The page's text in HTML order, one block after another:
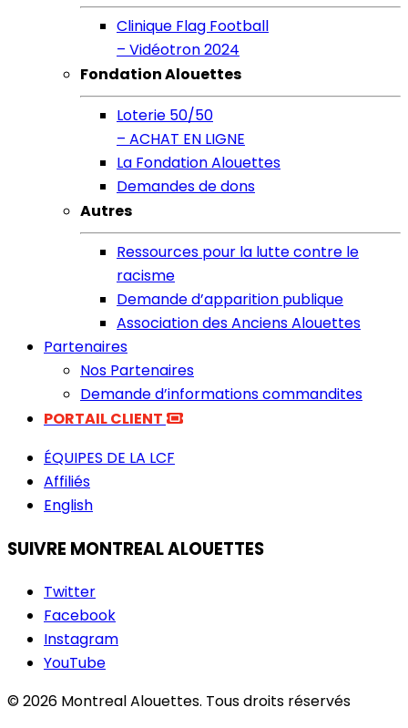
Clinique Flag Football
– Vidéotron 2024
Fondation Alouettes
Loterie 50/50
– ACHAT EN LIGNE
La Fondation Alouettes
Demandes de dons
Autres
Ressources pour la lutte contre le
racisme
Demande d’apparition publique
Association des Anciens Alouettes
Partenaires
Nos Partenaires
Demande d’informations commandites
PORTAIL CLIENT
ÉQUIPES DE LA LCF
Affiliés
English
SUIVRE MONTREAL ALOUETTES
Twitter
Facebook
Instagram
YouTube
© 2026 Montreal Alouettes. Tous droits réservés